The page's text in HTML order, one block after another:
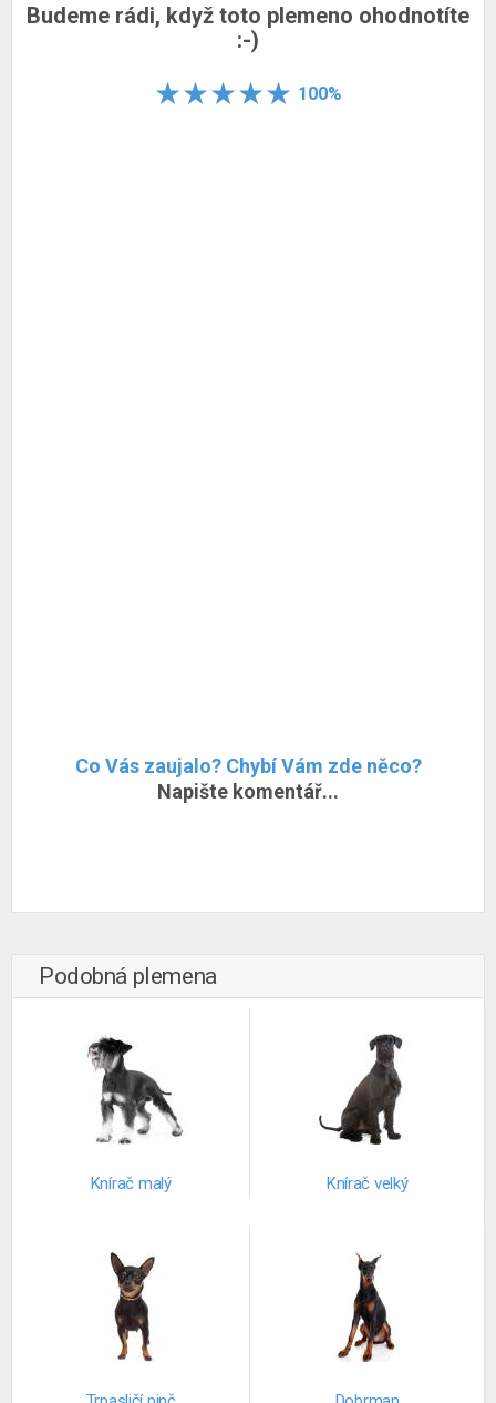
Budeme rádi, když toto plemeno ohodnotíte
:-)
100%
Co Vás zaujalo? Chybí Vám zde něco?
Napište komentář...
Podobná plemena
Knírač malý Knírač velký